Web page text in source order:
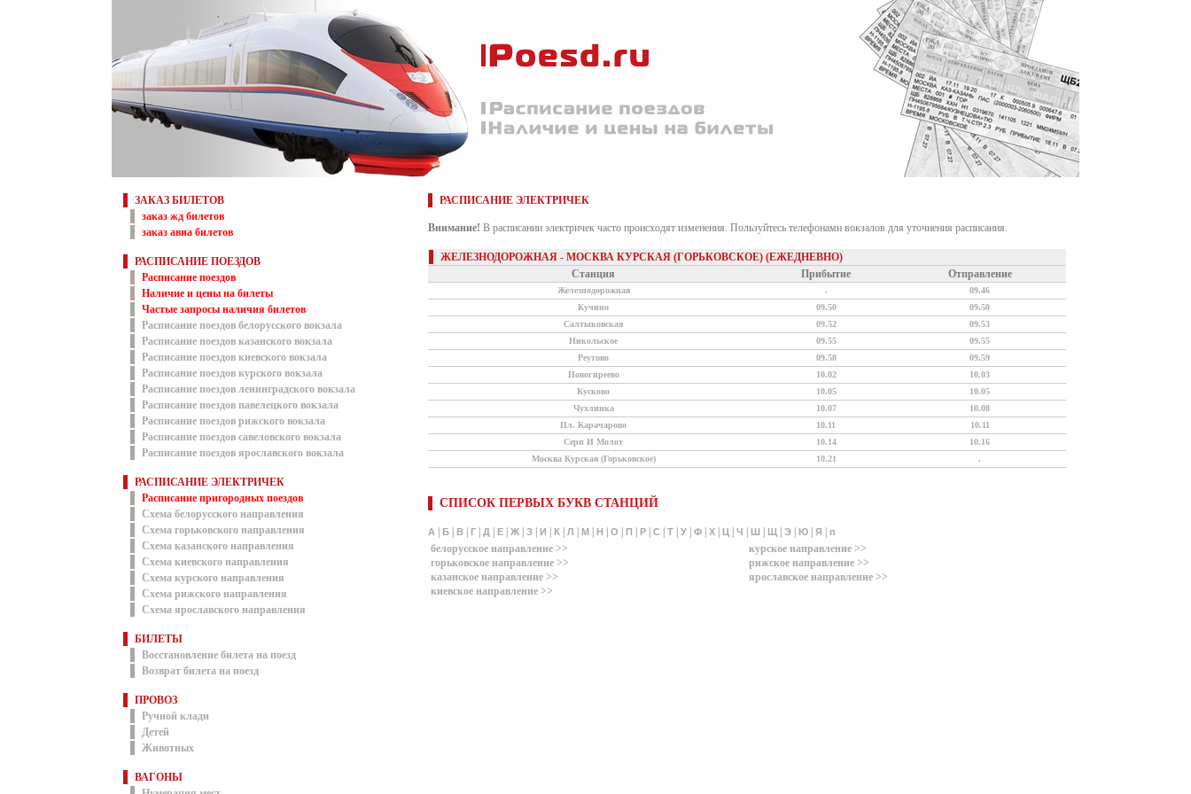
ЗАКАЗ БИЛЕТОВ
заказ жд билетов
заказ авиа билетов
РАСПИСАНИЕ ПОЕЗДОВ
Расписание поездов
Наличие и цены на билеты
Частые запросы наличия билетов
Расписание поездов белорусского вокзала
Расписание поездов казанского вокзала
Расписание поездов киевского вокзала
Расписание поездов курского вокзала
Расписание поездов ленинградского вокзала
Расписание поездов павелецкого вокзала
Расписание поездов рижского вокзала
Расписание поездов савеловского вокзала
Расписание поездов ярославского вокзала
РАСПИСАНИЕ ЭЛЕКТРИЧЕК
Расписание пригородных поездов
Схема белорусского направления
Схема горьковского направления
Схема казанского направления
Схема киевского направления
Схема курского направления
Схема рижского направления
Схема ярославского направления
БИЛЕТЫ
Восстановление билета на поезд
Возврат билета на поезд
ПРОВОЗ
Ручной клади
Детей
Животных
ВАГОНЫ
РАСПИСАНИЕ ЭЛЕКТРИЧЕК
Внимание! В расписании электричек часто происходят изменения. Пользуйтесь телефонами вокзалов для уточнения расписания.
ЖЕЛЕЗНОДОРОЖНАЯ - МОСКВА КУРСКАЯ (ГОРЬКОВСКОЕ) (ЕЖЕДНЕВНО)
Станция
Прибытие Отправление
Железнодорожная .
09.46
Кучино
09.50
09.50
Салтыковская
09.52
09.53
Никольское
09.55
09.55
Реутово
09.58
09.59
Новогиреево
10.02
10.03
Кусково
10.05
10.05
Чухлинка
10.07
10.08
Пл. Карачарово
10.11
10.11
Серп И Молот
10.14
10.16
Москва Курская (Горьковское)
10.21 .
СПИСОК ПЕРВЫХ БУКВ СТАНЦИЙ
А Б В Г Д Е Ж З И К Л М Н О П Р С Т У Ф Х Ц Ч Ш Щ Э Ю Я п
белорусское направление >>
горьковское направление >>
казанское направление >>
киевское направление >>
курское направление >>
рижское направление >>
ярославское направление >>